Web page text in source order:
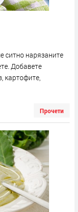
ситно нарязаните
Добавете
картофите,
Прочети